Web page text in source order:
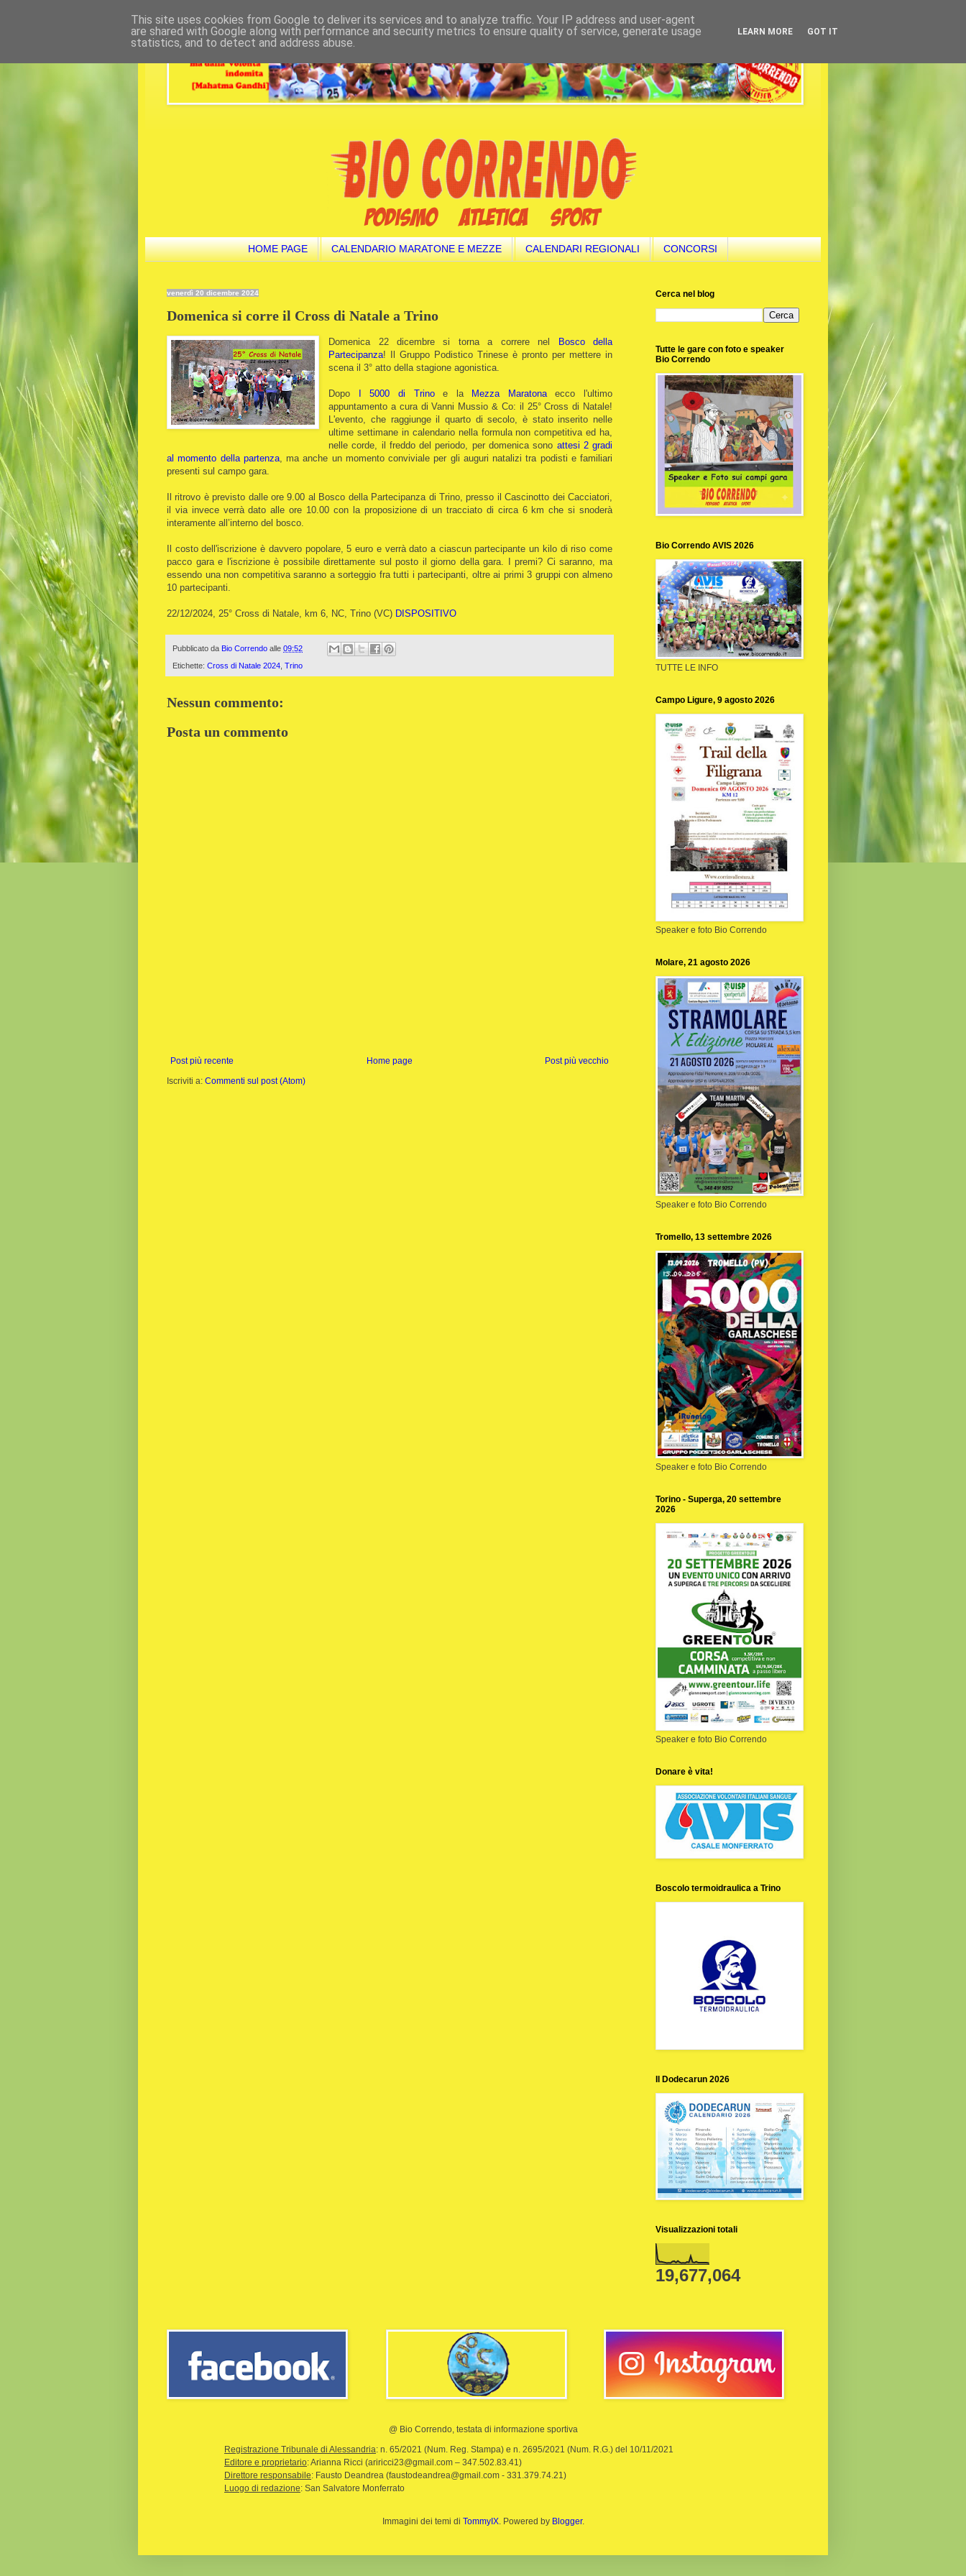
HOME PAGE CALENDARIO MARATONE E MEZZE CALENDARI REGIONALI CONCORSI
venerdì 20 dicembre 2024
Domenica si corre il Cross di Natale a Trino
Domenica 22 dicembre si torna a correre nel
Bosco della
Partecipanza! Il Gruppo Podistico Trinese è pronto per mettere in
scena il 3° atto della stagione agonistica.
Dopo I 5000 di Trinoe la Mezza Maratonaecco l'ultimo
appuntamento a cura di Vanni Mussio & Co: il 25° Cross di Natale!
L'evento, che raggiunge il quarto di secolo, è stato inserito nelle
ultime settimane in calendario nella formula non competitiva ed ha,
nelle corde, il freddo del periodo, per domenica sono attesi 2 gradi
al momento della partenza, ma anche un momento conviviale per gli auguri natalizi tra podisti e familiari
presenti sul campo gara.
Il ritrovo è previsto dalle ore 9.00 al Bosco della Partecipanza di Trino, presso il Cascinotto dei Cacciatori,
il via invece verrà dato alle ore 10.00 con la proposizione di un tracciato di circa 6 km che si snoderà
interamente all’interno del bosco.
Il costo dell'iscrizione è davvero popolare, 5 euro e verrà dato a ciascun partecipante un kilo di riso come
pacco gara e l'iscrizione è possibile direttamente sul posto il giorno della gara. I premi? Ci saranno, ma
essendo una non competitiva saranno a sorteggio fra tutti i partecipanti, oltre ai primi 3 gruppi con almeno
10 partecipanti.
22/12/2024, 25° Cross di Natale, km 6, NC, Trino (VC) DISPOSITIVO
Pubblicato da Bio Correndo alle 09:52
Etichette: Cross di Natale 2024 Trino
Nessun commento:
Posta un commento
Post più recente Post più vecchio
Home page
Iscriviti a: Commenti sul post (Atom)
Cerca nel blog
Tutte le gare con foto e speaker
Bio Correndo
Bio Correndo AVIS 2026
TUTTE LE INFO
Campo Ligure, 9 agosto 2026
Speaker e foto Bio Correndo
Molare, 21 agosto 2026
Speaker e foto Bio Correndo
Tromello, 13 settembre 2026
Speaker e foto Bio Correndo
Torino - Superga, 20 settembre
2026
Speaker e foto Bio Correndo
Donare è vita!
Boscolo termoidraulica a Trino
Il Dodecarun 2026
Visualizzazioni totali
19,677,064
@ Bio Correndo, testata di informazione sportiva
Registrazione Tribunale di Alessandria: n. 65/2021 (Num. Reg. Stampa) e n. 2695/2021 (Num. R.G.) del 10/11/2021
Editore e proprietario: Arianna Ricci (ariricci23@gmail.com – 347.502.83.41)
Direttore responsabile: Fausto Deandrea (faustodeandrea@gmail.com - 331.379.74.21)
Luogo di redazione: San Salvatore Monferrato
Immagini dei temi di TommyIX. Powered by Blogger.
This site uses cookies from Google to deliver its services and to analyze traffic. Your IP address and user-agent
are shared with Google along with performance and security metrics to ensure quality of service, generate usage
statistics, and to detect and address abuse.
LEARN MORE GOT IT